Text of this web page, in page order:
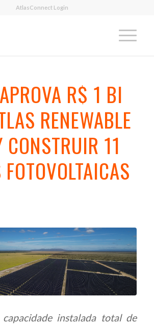
AtlasConnect Login
R$ 1 BI
RENEWABLE
CONSTRUIR 11
instalada total de